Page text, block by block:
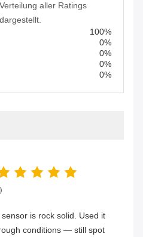
Verteilung aller Ratings
dargestellt.
100%
0%
0%
0%
0%
is rock solid. Used it
conditions — still spot